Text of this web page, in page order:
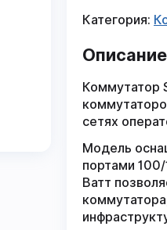
Категория:
Коммутатор
сетях
Модель
портами
Ватт